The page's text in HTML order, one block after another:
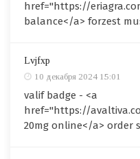
href="https://
balance</a> forzest
Lvjfxp
10 декабря 2024 15:01
valif badge - <a
href="https://
20mg online</a> order